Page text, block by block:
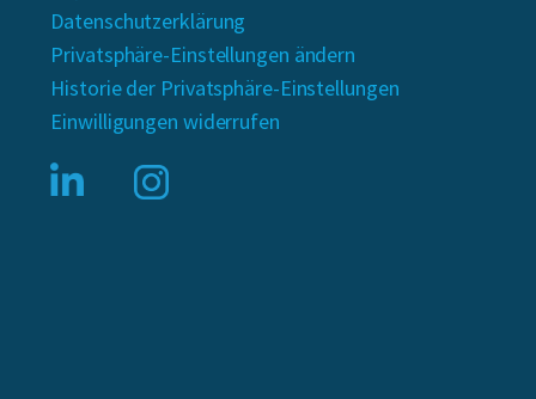
Datenschutzerklärung
Privatsphäre-Einstellungen ändern
Historie der Privatsphäre-Einstellungen
Einwilligungen widerrufen